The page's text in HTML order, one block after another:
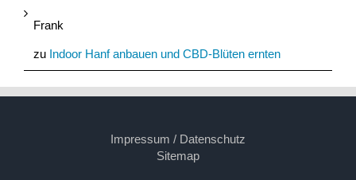
Frank
zu Indoor Hanf anbauen und CBD-Blüten ernten
Impressum / Datenschutz
Sitemap